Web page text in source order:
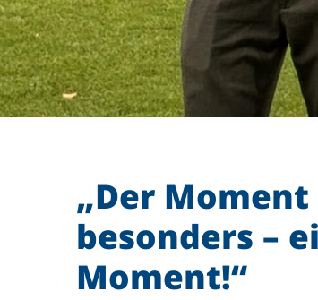
Weinheim
„Der
besonders –
Moment!“